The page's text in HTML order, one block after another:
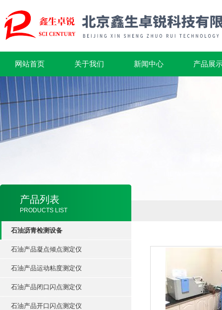
网站首页 关于我们 新闻中心 产品展
产品列表
PRODUCTS LIST
石油沥青检测设备
石油产品凝点倾点测定仪
石油产品运动粘度测定仪
石油产品闭口闪点测定仪
石油产品开口闪点测定仪